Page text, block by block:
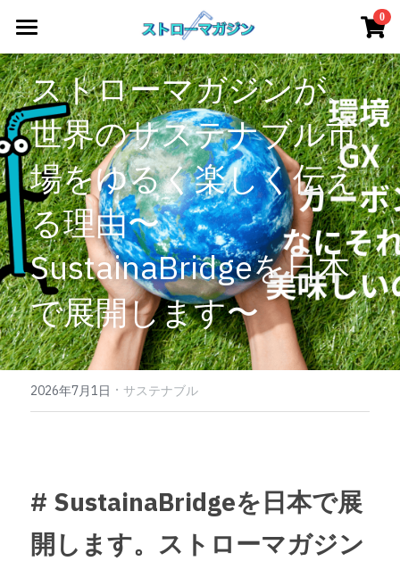
0
Home
アート
サステナブル / ESG
教養・文化
エンタメ
ファッション
デザイン
リカバリー/疲労回復
全記事アーカイブ
ストローマガジンが、
世界のサステナブル市
場をゆるく楽しく伝え
る理由〜
SustainaBridgeを日本
で展開します〜
2026年7月1日 · サステナブル
# SustainaBridgeを日本で展
開します。ストローマガジン
×
ストアカテゴリー
すべてのカテゴリー